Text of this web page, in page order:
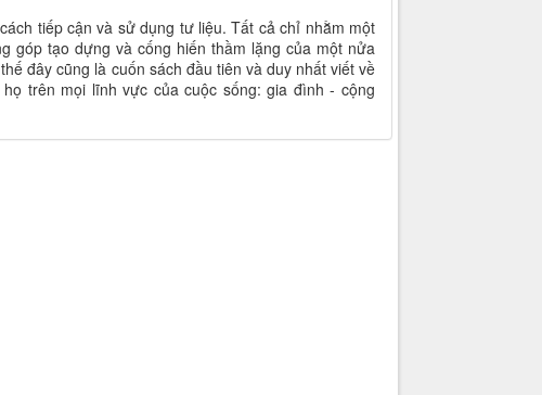
tiếp cận và sử dụng tư liệu. Tất cả chỉ nhằm một
góp tạo dựng và cống hiến thầm lặng của một nửa
đây cũng là cuốn sách đầu tiên và duy nhất viết về
trên mọi lĩnh vực của cuộc sống: gia đình - cộng